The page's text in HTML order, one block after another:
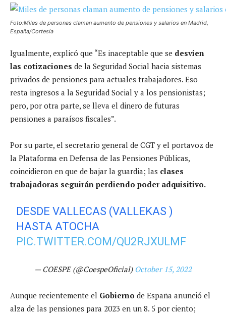
Foto:Miles de personas claman aumento de pensiones y salarios en Madrid,
España/Cortesía
Igualmente, explicó que “Es inaceptable que se desvíen
las cotizaciones de la Seguridad Social hacia sistemas
privados de pensiones para actuales trabajadores. Eso
resta ingresos a la Seguridad Social y a los pensionistas;
pero, por otra parte, se lleva el dinero de futuras
pensiones a paraísos fiscales”.
Por su parte, el secretario general de CGT y el portavoz de
la Plataforma en Defensa de las Pensiones Públicas,
coincidieron en que de bajar la guardia; las clases
trabajadoras seguirán perdiendo poder adquisitivo.
DESDE VALLECAS (VALLEKAS )
HASTA ATOCHA
PIC.TWITTER.COM/QU2RJXULMF
— COESPE (@CoespeOficial) October 15, 2022
Aunque recientemente el Gobierno de España anunció el
alza de las pensiones para 2023 en un 8. 5 por ciento;